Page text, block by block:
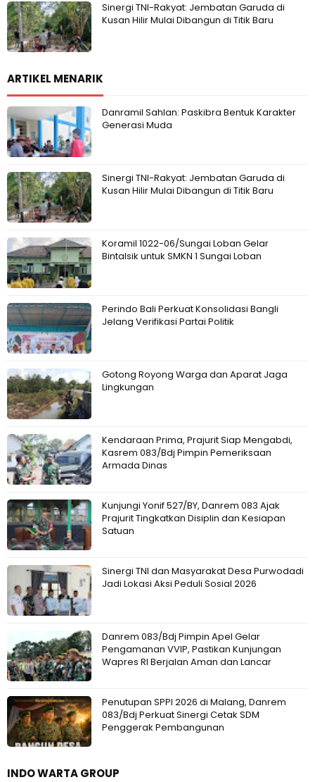
Sinergi TNI-Rakyat: Jembatan Garuda di
Kusan Hilir Mulai Dibangun di Titik Baru
ARTIKEL MENARIK
Danramil Sahlan: Paskibra Bentuk Karakter
Generasi Muda
Sinergi TNI-Rakyat: Jembatan Garuda di
Kusan Hilir Mulai Dibangun di Titik Baru
Koramil 1022-06/Sungai Loban Gelar
Bintalsik untuk SMKN 1 Sungai Loban
Perindo Bali Perkuat Konsolidasi Bangli
Jelang Verifikasi Partai Politik
Gotong Royong Warga dan Aparat Jaga
Lingkungan
Kendaraan Prima, Prajurit Siap Mengabdi,
Kasrem 083/Bdj Pimpin Pemeriksaan
Armada Dinas
Kunjungi Yonif 527/BY, Danrem 083 Ajak
Prajurit Tingkatkan Disiplin dan Kesiapan
Satuan
Sinergi TNI dan Masyarakat Desa Purwodadi
Jadi Lokasi Aksi Peduli Sosial 2026
Danrem 083/Bdj Pimpin Apel Gelar
Pengamanan VVIP, Pastikan Kunjungan
Wapres RI Berjalan Aman dan Lancar
Penutupan SPPI 2026 di Malang, Danrem
083/Bdj Perkuat Sinergi Cetak SDM
Penggerak Pembangunan
INDO WARTA GROUP